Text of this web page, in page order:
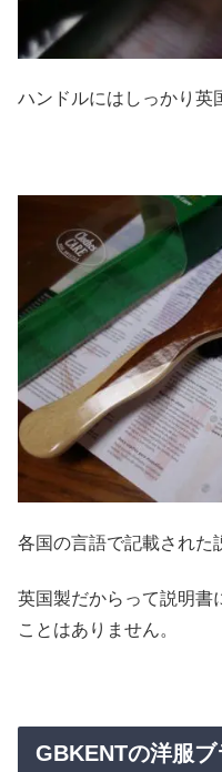
ハンドルにはしっかり英
各国の言語で記載された
英国製だからって説明書
ことはありません。
GBKENTの洋服